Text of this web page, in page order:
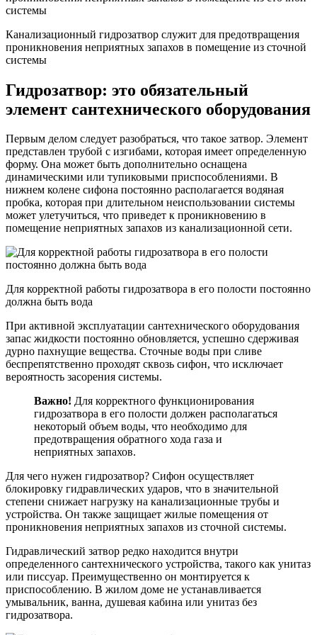
Канализационный гидрозатвор служит для предотвращения
проникновения неприятных запахов в помещение из сточной
системы
Гидрозатвор: это обязательный
элемент сантехнического оборудования
Первым делом следует разобраться, что такое затвор. Элемент
представлен трубой с изгибами, которая имеет определенную
форму. Она может быть дополнительно оснащена
динамическими или тупиковыми приспособлениями. В
нижнем колене сифона постоянно располагается водяная
пробка, которая при длительном неиспользовании системы
может улетучиться, что приведет к проникновению в
помещение неприятных запахов из канализационной сети.
Для корректной работы гидрозатвора в его полости постоянно
должна быть вода
При активной эксплуатации сантехнического оборудования
запас жидкости постоянно обновляется, успешно сдерживая
дурно пахнущие вещества. Сточные воды при сливе
беспрепятственно проходят сквозь сифон, что исключает
вероятность засорения системы.
Важно! Для корректного функционирования
гидрозатвора в его полости должен располагаться
некоторый объем воды, что необходимо для
предотвращения обратного хода газа и
неприятных запахов.
Для чего нужен гидрозатвор? Сифон осуществляет
блокировку гидравлических ударов, что в значительной
степени снижает нагрузку на канализационные трубы и
устройства. Он также защищает жилые помещения от
проникновения неприятных запахов из сточной системы.
Гидравлический затвор редко находится внутри
определенного сантехнического устройства, такого как унитаз
или писсуар. Преимущественно он монтируется к
приспособлению. В жилом доме не устанавливается
умывальник, ванна, душевая кабина или унитаз без
гидрозатвора.